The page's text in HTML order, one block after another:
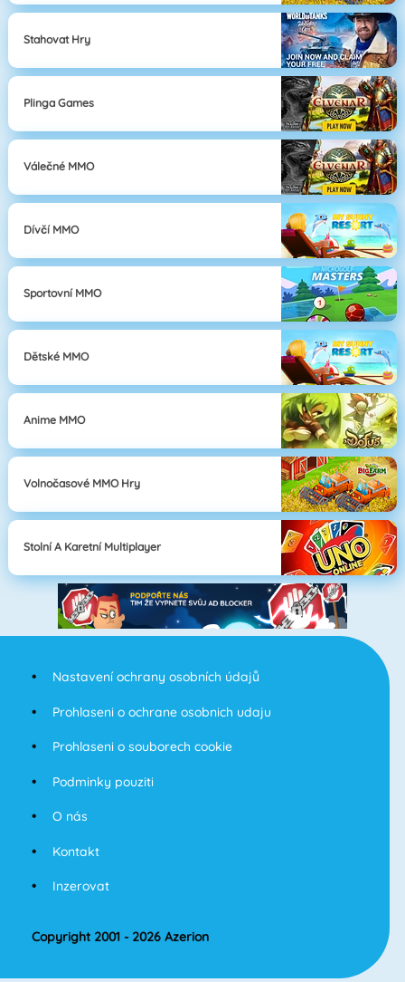
Stahovat Hry
Plinga Games
Válečné MMO
Dívčí MMO
Sportovní MMO
Dětské MMO
Anime MMO
Volnočasové MMO Hry
Stolní A Karetní Multiplayer
Nastavení ochrany osobních údajů
Prohlaseni o ochrane osobnich udaju
Prohlaseni o souborech cookie
Podminky pouziti
O nás
Kontakt
Inzerovat
Copyright 2001 - 2026 Azerion